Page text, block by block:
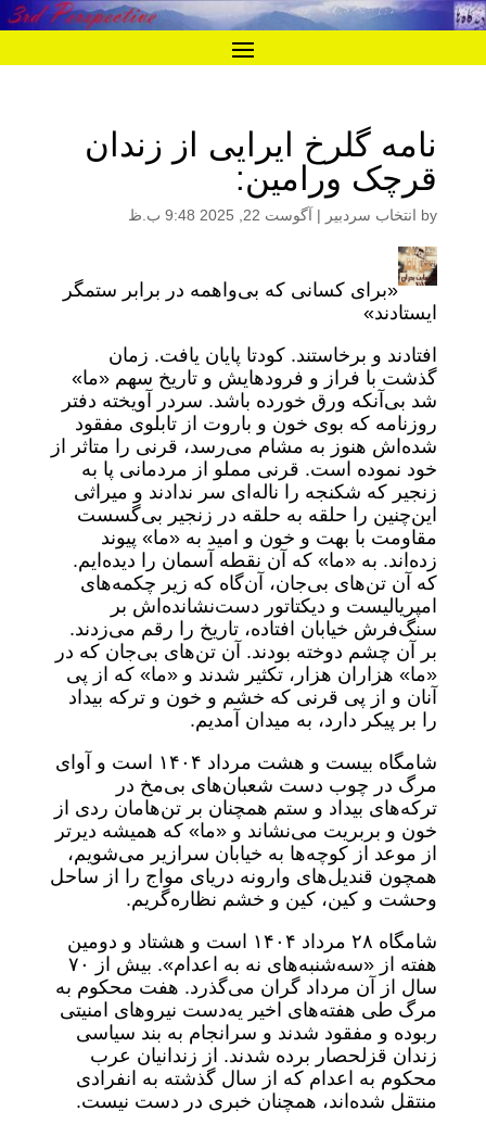
نامه گلرخ ایرایی از زندان
قرچک ورامین:
by انتخاب سردبیر | آگوست 22, 2025 9:48 ب.ظ
«برای کسانی که بی‌واهمه در برابر ستمگر
ایستادند»
افتادند و برخاستند. کودتا پایان یافت. زمان
گذشت با فراز و فرودهایش و تاریخ سهم «ما»
شد بی‌آنکه ورق خورده باشد. سردر آویخته دفتر
روزنامه که بوی خون و باروت از تابلوی مفقود
شده‌اش هنوز به مشام می‌رسد، قرنی را متاثر از
خود نموده است. قرنی مملو از مردمانی پا به
زنجیر که شکنجه را ناله‌ای سر ندادند و میراثی
این‌چنین را حلقه به حلقه در زنجیر بی‌گسست
مقاومت با بهت و خون و امید به «ما» پیوند
زده‌اند. به «ما» که آن نقطه آسمان را دیده‌ایم.
که آن تن‌های بی‌جان، آن‌گاه که زیر چکمه‌های
امپریالیست و دیکتاتور دست‌نشانده‌اش بر
سنگ‌فرش خیابان افتاده، تاریخ را رقم می‌زدند.
بر آن چشم دوخته بودند. آن تن‌های بی‌جان که در
«ما» هزاران هزار، تکثیر شدند و «ما» که از پی
آنان و از پی قرنی که خشم و خون و ترکه بیداد
را بر پیکر دارد، به میدان آمدیم.
شامگاه بیست و هشت مرداد ۱۴۰۴ است و آوای
مرگ در چوب دست شعبان‌های بی‌مخ در
ترکه‌های بیداد و ستم همچنان بر تن‌هامان ردی از
خون و بربریت می‌نشاند و «ما» که همیشه دیرتر
از موعد از کوچه‌ها به خیابان سرازیر می‌شویم،
همچون قندیل‌های وارونه دریای مواج را از ساحل
وحشت و کین، کین و خشم نظاره‌گریم.
شامگاه ۲۸ مرداد ۱۴۰۴ است و هشتاد و دومین
هفته از «سه‌شنبه‌های نه به اعدام». بیش از ۷۰
سال از آن مرداد گران می‌گذرد. هفت محکوم به
مرگ طی هفته‌های اخیر یه‌دست نیروهای امنیتی
ربوده و مفقود شدند و سرانجام به بند سیاسی
زندان قزلحصار برده شدند. از زندانیان عرب
محکوم به اعدام که از سال گذشته به انفرادی
منتقل شده‌اند، همچنان خبری در دست نیست.